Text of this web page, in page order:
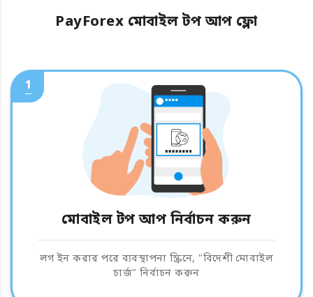
PayForex মোবাইল টপ আপ ফ্লো
1
মোবাইল টপ আপ নির্বাচন করুন
লগ ইন করার পরে ব্যবস্থাপনা স্ক্রিনে, "বিদেশী মোবাইল
চার্জ" নির্বাচন করুন